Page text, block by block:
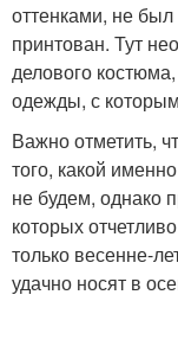
оттенками, не
принтован. Тут
делового
одежды, с
Важно отметить,
того, какой
не будем, однако
которых
только весенне-
удачно носят в